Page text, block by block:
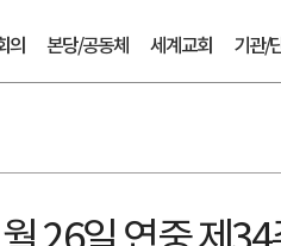
의 본당/공동체 세계교회 기관/